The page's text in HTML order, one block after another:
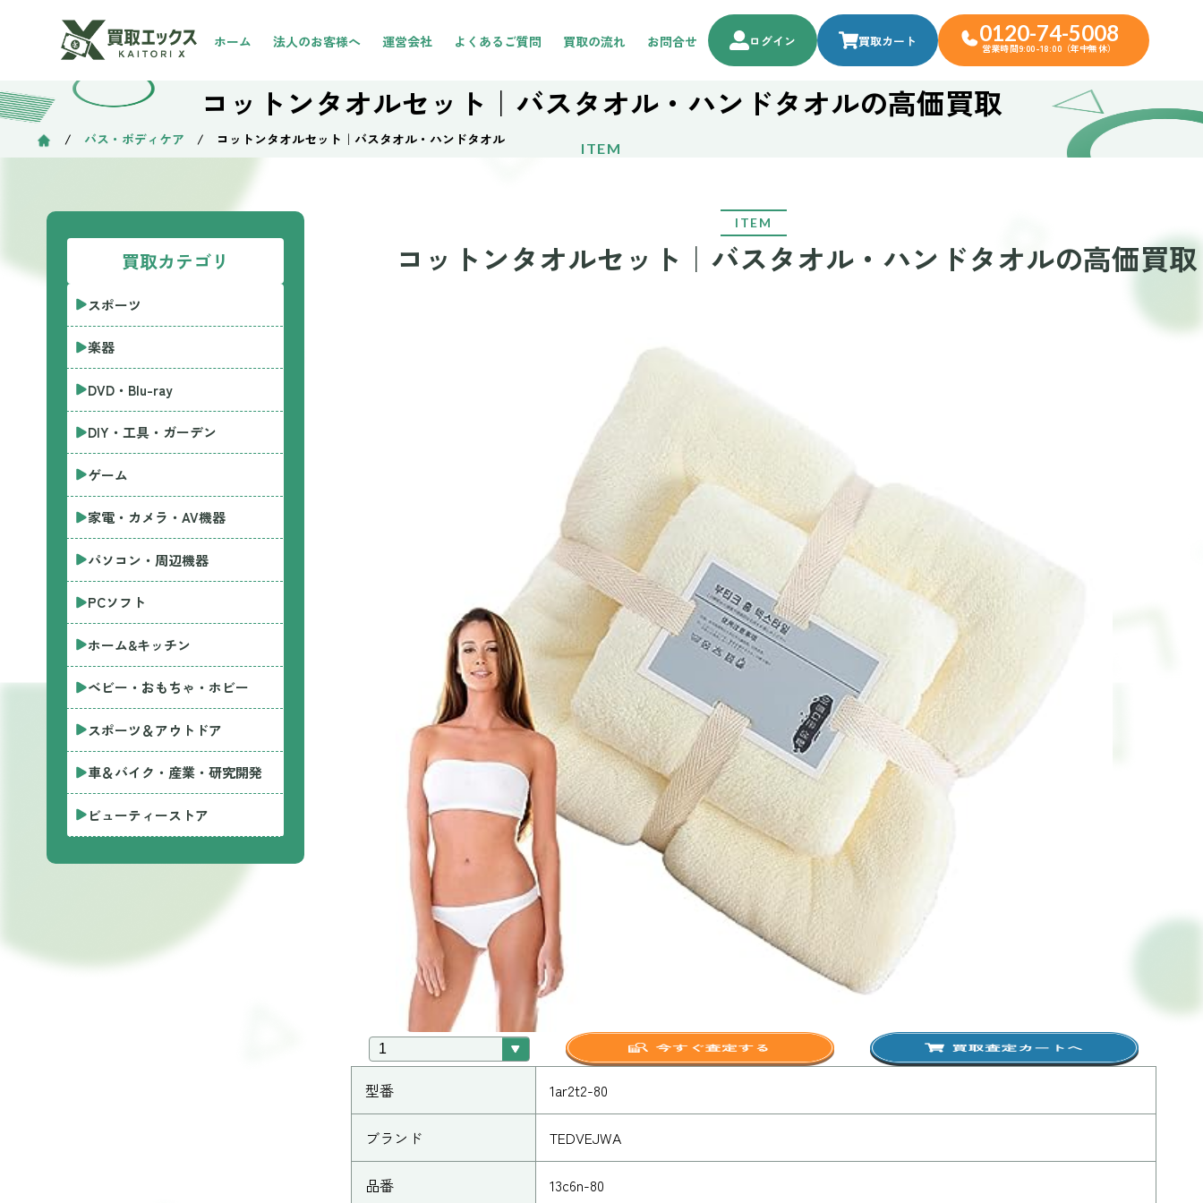
ホーム 法人のお客様へ 運営会社 よくあるご質問 買取の流れ お問合せ ログイン 買取カート 0120-74-5008
営業時間9:00-18:00（年中無休）
コットンタオルセット｜バスタオル・ハンドタオルの高価買取
ITEM
/ バス・ボディケア / コットンタオルセット｜バスタオル・ハンドタオル
ITEM
コットンタオルセット｜バスタオル・ハンドタオルの高価買取
型番 1ar2t2-80
ブランド TEDVEJWA
品番 13c6n-80
買取カテゴリ
スポーツ
楽器
DVD・Blu-ray
DIY・工具・ガーデン
ゲーム
家電・カメラ・AV機器
パソコン・周辺機器
PCソフト
ホーム&キッチン
ベビー・おもちゃ・ホビー
スポーツ＆アウトドア
車＆バイク・産業・研究開発
ビューティーストア